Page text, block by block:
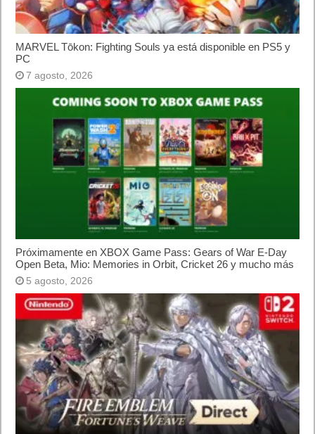
MARVEL Tōkon: Fighting Souls ya está disponible en PS5 y
PC
7 agosto, 2026
Próximamente en XBOX Game Pass: Gears of War E-Day
Open Beta, Mio: Memories in Orbit, Cricket 26 y mucho más
5 agosto, 2026